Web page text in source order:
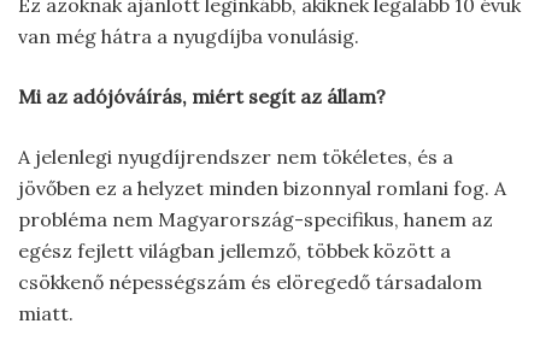
van még hátra a nyugdíjba vonulásig.
Mi az adójóváírás, miért segít az állam?
A jelenlegi nyugdíjrendszer nem tökéletes, és a
jövőben ez a helyzet minden bizonnyal romlani fog. A
probléma nem Magyarország-specifikus, hanem az
egész fejlett világban jellemző, többek között a
csökkenő népességszám és elöregedő társadalom
miatt.